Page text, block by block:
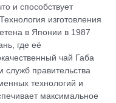
и способствует
изготовления
в Японии в 1987
где её
чай Габа
служб правительства
технологий и
максимальное